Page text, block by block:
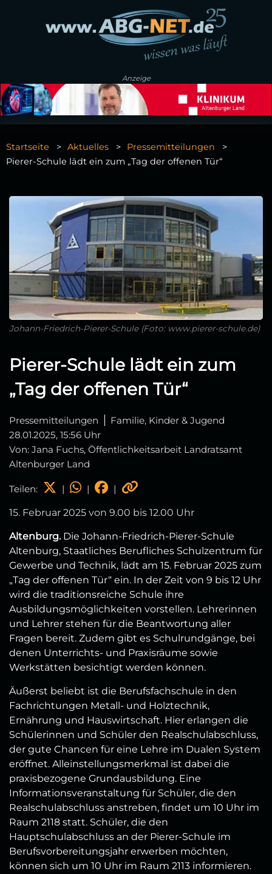
Anzeige
Startseite Aktuelles
Pressemitteilungen
Pierer-Schule lädt ein zum „Tag der offenen Tür“
Johann-Friedrich-Pierer-Schule (Foto: www.pierer-schule.de)
Pierer-Schule lädt ein zum
„Tag der offenen Tür“
Pressemitteilungen
Familie, Kinder & Jugend
28.01.2025, 15:56 Uhr
Von: Jana Fuchs, Öffentlichkeitsarbeit Landratsamt
Altenburger Land
Teilen: | | |
15. Februar 2025 von 9.00 bis 12.00 Uhr
Altenburg. Die Johann-Friedrich-Pierer-Schule
Altenburg, Staatliches Berufliches Schulzentrum für
Gewerbe und Technik, lädt am 15. Februar 2025 zum
„Tag der offenen Tür“ ein. In der Zeit von 9 bis 12 Uhr
wird die traditionsreiche Schule ihre
Ausbildungsmöglichkeiten vorstellen. Lehrerinnen
und Lehrer stehen für die Beantwortung aller
Fragen bereit. Zudem gibt es Schulrundgänge, bei
denen Unterrichts- und Praxisräume sowie
Werkstätten besichtigt werden können.
Äußerst beliebt ist die Berufsfachschule in den
Fachrichtungen Metall- und Holztechnik,
Ernährung und Hauswirtschaft. Hier erlangen die
Schülerinnen und Schüler den Realschulabschluss,
der gute Chancen für eine Lehre im Dualen System
eröffnet. Alleinstellungsmerkmal ist dabei die
praxisbezogene Grundausbildung. Eine
Informationsveranstaltung für Schüler, die den
Realschulabschluss anstreben, findet um 10 Uhr im
Raum 2118 statt. Schüler, die den
Hauptschulabschluss an der Pierer-Schule im
Berufsvorbereitungsjahr erwerben möchten,
können sich um 10 Uhr im Raum 2113 informieren.